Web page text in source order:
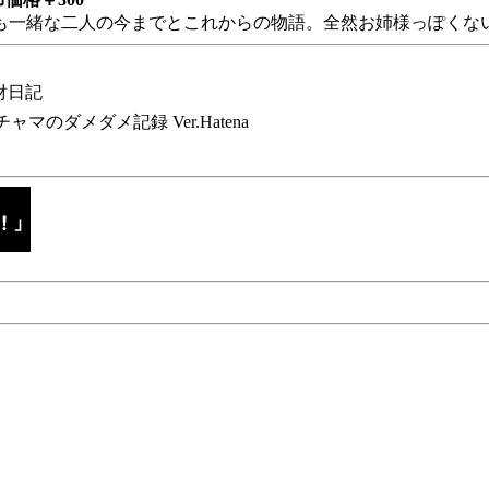
緒な二人の今までとこれからの物語。全然お姉様っぽくな
日記
ャマのダメダメ記録 Ver.Hatena